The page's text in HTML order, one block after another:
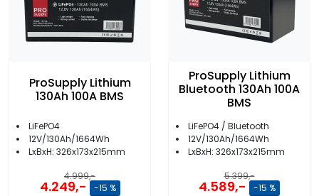
ProSupply Lithium
130Ah 100A BMS
LiFePO4
12V/130Ah/1664Wh
LxBxH: 326x173x215mm
4.999,-
4.249,- -15 %
ProSupply Lithium
Bluetooth 130Ah 100A
BMS
LiFePO4 / Bluetooth
12V/130Ah/1664Wh
LxBxH: 326x173x215mm
5.399,-
4.589,- -15 %